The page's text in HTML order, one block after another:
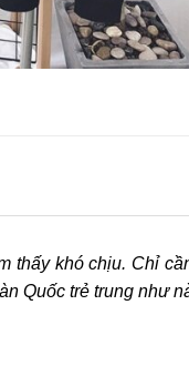
thấy khó chịu. Chỉ
Quốc trẻ trung như